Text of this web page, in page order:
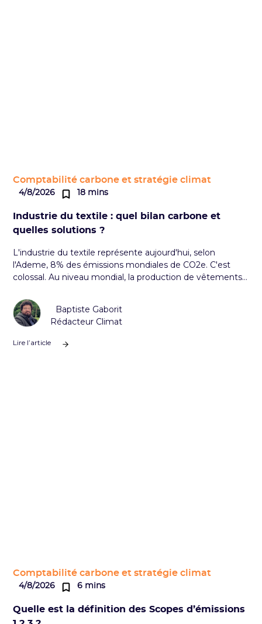
Comptabilité carbone et stratégie climat
4/8/2026 18 mins
Industrie du textile : quel bilan carbone et
quelles solutions ?
L'industrie du textile représente aujourd'hui, selon
l'Ademe, 8% des émissions mondiales de CO2e. C'est
colossal. Au niveau mondial, la production de vêtements
Baptiste Gaborit
Rédacteur Climat
Lire l’article
Comptabilité carbone et stratégie climat
4/8/2026 6 mins
Quelle est la définition des Scopes d’émissions